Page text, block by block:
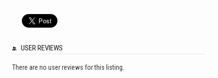
USER REVIEWS
There are no user reviews for this listing.